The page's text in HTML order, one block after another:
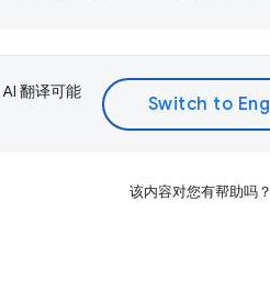
翻译可能
该内容对您有帮助吗？